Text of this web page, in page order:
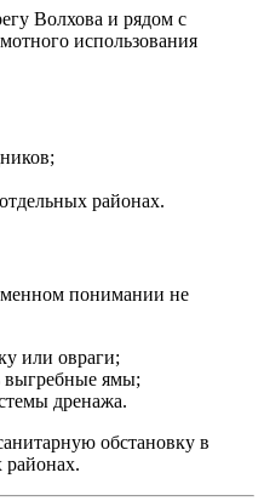
Волхова и рядом с
использования
районах.
понимании не
или овраги;
выгребные ямы;
дренажа.
обстановку в
районах.